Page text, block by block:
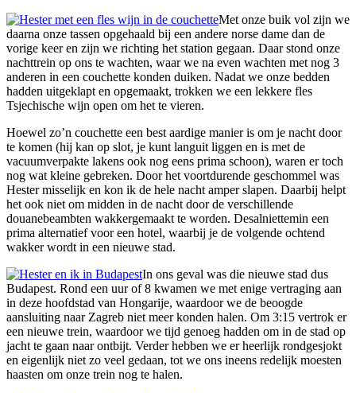
Met onze buik vol zijn we
daarna onze tassen opgehaald bij een andere norse dame dan de
vorige keer en zijn we richting het station gegaan. Daar stond onze
nachttrein op ons te wachten, waar we na even wachten met nog 3
anderen in een couchette konden duiken. Nadat we onze bedden
hadden uitgeklapt en opgemaakt, trokken we een lekkere fles
Tsjechische wijn open om het te vieren.
Hoewel zo’n couchette een best aardige manier is om je nacht door
te komen (hij kan op slot, je kunt languit liggen en is met de
vacuumverpakte lakens ook nog eens prima schoon), waren er toch
nog wat kleine gebreken. Door het voortdurende geschommel was
Hester misselijk en kon ik de hele nacht amper slapen. Daarbij helpt
het ook niet om midden in de nacht door de verschillende
douanebeambten wakkergemaakt te worden. Desalniettemin een
prima alternatief voor een hotel, waarbij je de volgende ochtend
wakker wordt in een nieuwe stad.
In ons geval was die nieuwe stad dus
Budapest. Rond een uur of 8 kwamen we met enige vertraging aan
in deze hoofdstad van Hongarije, waardoor we de beoogde
aansluiting naar Zagreb niet meer konden halen. Om 3:15 vertrok er
een nieuwe trein, waardoor we tijd genoeg hadden om in de stad op
jacht te gaan naar ontbijt. Verder hebben we er heerlijk rondgesjokt
en eigenlijk niet zo veel gedaan, tot we ons ineens redelijk moesten
haasten om onze trein nog te halen.